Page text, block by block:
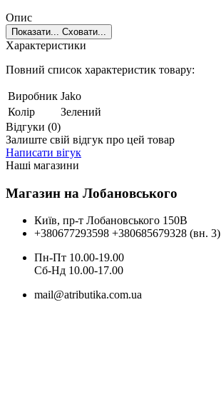
Опис
Показати... Сховати...
Характеристики
Повний список характеристик товару:
Виробник Jako
Колір
Зелений
Відгуки (0)
Залиште свій відгук про цей товар
Написати вігук
Наші магазини
Магазин на Лобановського
Київ, пр-т Лобановського 150В
+380677293598 +380685679328 (вн. 3)
Пн-Пт 10.00-19.00
Cб-Нд 10.00-17.00
mail@atributika.com.ua